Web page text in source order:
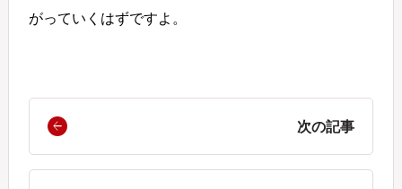
がっていくはずですよ。
次の記事